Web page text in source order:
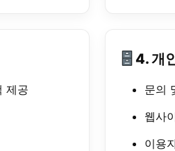
제공
4. 개
문의
웹사
이용